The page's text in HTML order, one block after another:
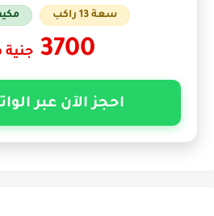
سعة 13 راكب
3700
احجز الآن عبر